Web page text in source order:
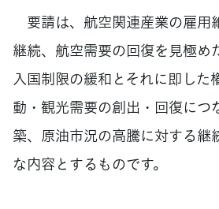
要請は、航空関連産業の雇用
継続、航空需要の回復を見極め
入国制限の緩和とそれに即した
動・観光需要の創出・回復につ
築、原油市況の高騰に対する継
な内容とするものです。